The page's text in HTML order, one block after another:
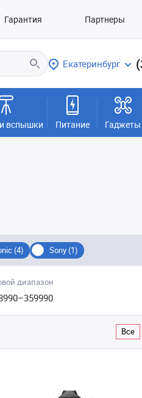
Гарантия Партнеры
Екатеринбург
вспышки Питание Гаджеты
(4) Sony (1)
диапазон
–359990
Все